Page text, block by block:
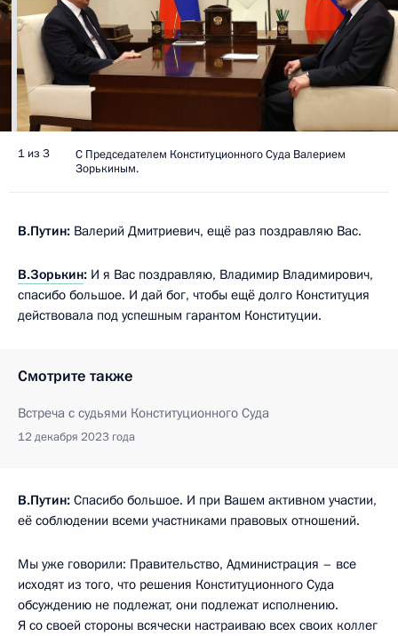
1 из 3
С Председателем Конституционного Суда Валерием
Зорькиным.
В.Путин: Валерий Дмитриевич, ещё раз поздравляю Вас.
В.Зорькин: И я Вас поздравляю, Владимир Владимирович,
спасибо большое. И дай бог, чтобы ещё долго Конституция
действовала под успешным гарантом Конституции.
Смотрите также
Встреча с судьями Конституционного Суда
12 декабря 2023 года
В.Путин: Спасибо большое. И при Вашем активном участии,
её соблюдении всеми участниками правовых отношений.
Мы уже говорили: Правительство, Администрация – все
исходят из того, что решения Конституционного Суда
обсуждению не подлежат, они подлежат исполнению.
Я со своей стороны всячески настраиваю всех своих коллег